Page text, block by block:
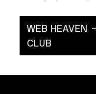
WEB HEAVEN
CLUB